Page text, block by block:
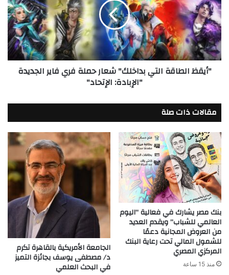
بداخلك"
شعار
حملة
فري
فاير
الجديدة
"الإبادة:
"أيقظ الطاقة التي بداخلك" شعار حملة فري فاير الجديدة
"الإبادة: الإتحاد"
مقالات ذات صلة
بنك مصر يشارك في فعالية “اليوم
العالمي للشباب” ويقدم العديد
من العروض المجانية دعمًا
للشمول المالي تحت رعاية البنك
المركزي المصري
منذ 15 ساعة
الجامعة الأمريكية بالقاهرة تكرم
د/ مصطفى يوسف بجائزة التميز
في البحث العلمي